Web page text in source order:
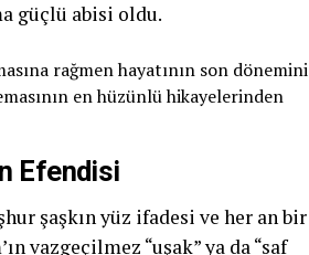
güçlü abisi oldu.
rağmen hayatının son dönemini
en hüzünlü hikayelerinden
Efendisi
şaşkın yüz ifadesi ve her an bir
vazgeçilmez “uşak” ya da “saf